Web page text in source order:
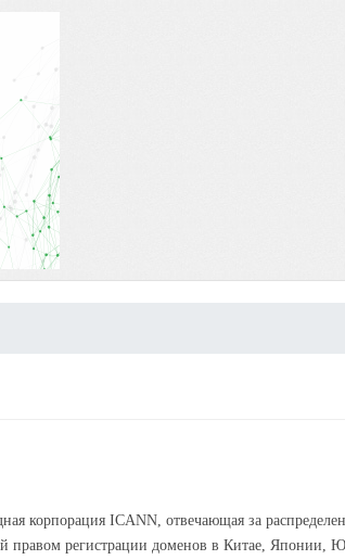
ICANN, отвечающая за
правом регистрации доменов в Китае, Японии,